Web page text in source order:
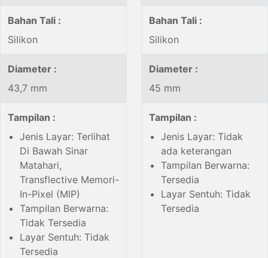
Bahan Tali :
Silikon
Bahan Tali :
Silikon
Diameter :
43,7 mm
Diameter :
45 mm
Tampilan :
Jenis Layar: Terlihat
Di Bawah Sinar
Matahari,
Transflective Memori-
In-Pixel (MIP)
Tampilan Berwarna:
Tidak Tersedia
Layar Sentuh: Tidak
Tersedia
Tampilan :
Jenis Layar: Tidak
ada keterangan
Tampilan Berwarna:
Tersedia
Layar Sentuh: Tidak
Tersedia